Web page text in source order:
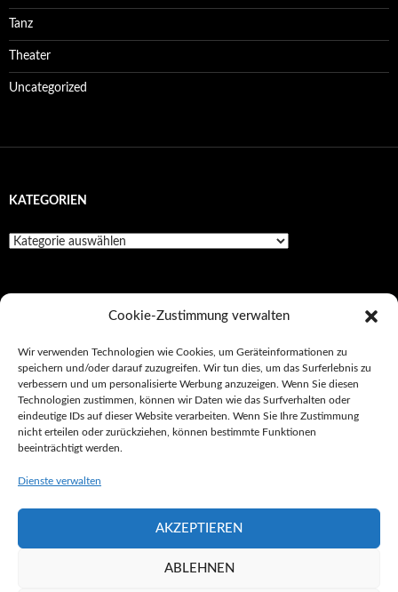
Cookie-Zustimmung verwalten
Wir verwenden Technologien wie Cookies, um Geräteinformationen zu
speichern und/oder darauf zuzugreifen. Wir tun dies, um das Surferlebnis zu
verbessern und um personalisierte Werbung anzuzeigen. Wenn Sie diesen
Technologien zustimmen, können wir Daten wie das Surfverhalten oder
eindeutige IDs auf dieser Website verarbeiten. Wenn Sie Ihre Zustimmung
nicht erteilen oder zurückziehen, können bestimmte Funktionen
beeinträchtigt werden.
Dienste verwalten
AKZEPTIEREN
ABLEHNEN
Tanz
Theater
Uncategorized
KATEGORIEN
Kategorien
Impressionen
Impressum/Datenschutz
Kultur
Tickets
Unterwegs